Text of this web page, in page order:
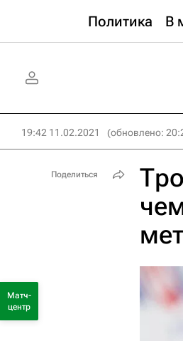
Политика В
19:42 11.02.2021 (обновлено:
Поделиться
Матч-
центр